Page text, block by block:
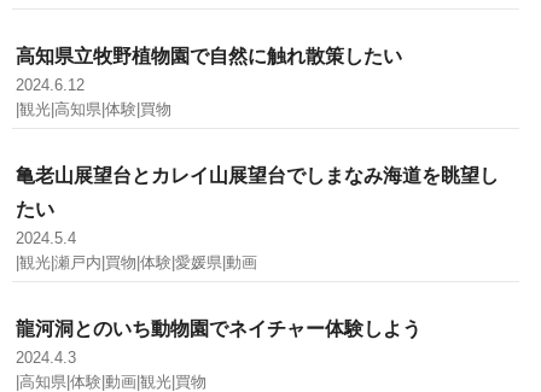
高知県立牧野植物園で自然に触れ散策したい
2024.6.12
|観光|高知県|体験|買物
亀老山展望台とカレイ山展望台でしまなみ海道を眺望し
たい
2024.5.4
|観光|瀬戸内|買物|体験|愛媛県|動画
龍河洞とのいち動物園でネイチャー体験しよう
2024.4.3
|高知県|体験|動画|観光|買物